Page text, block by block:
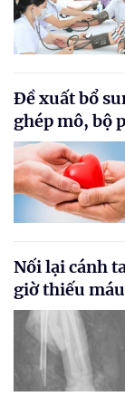
Đề xuất bổ
ghép mô, bộ
Nối lại cánh
giờ thiếu máu